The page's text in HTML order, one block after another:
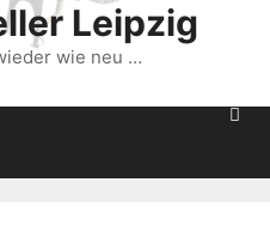
Leipzig
wie neu …